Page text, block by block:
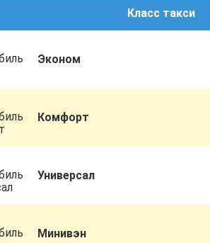
Класс такси
Эконом
Комфорт
Универсал
Минивэн